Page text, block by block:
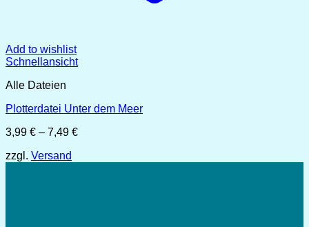
Add to wishlist
Schnellansicht
Alle Dateien
Plotterdatei Unter dem Meer
3,99 € – 7,49 €Preisspanne:
zzgl. Versand